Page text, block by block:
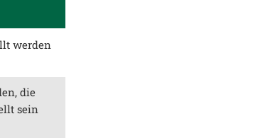
werden
die
sein